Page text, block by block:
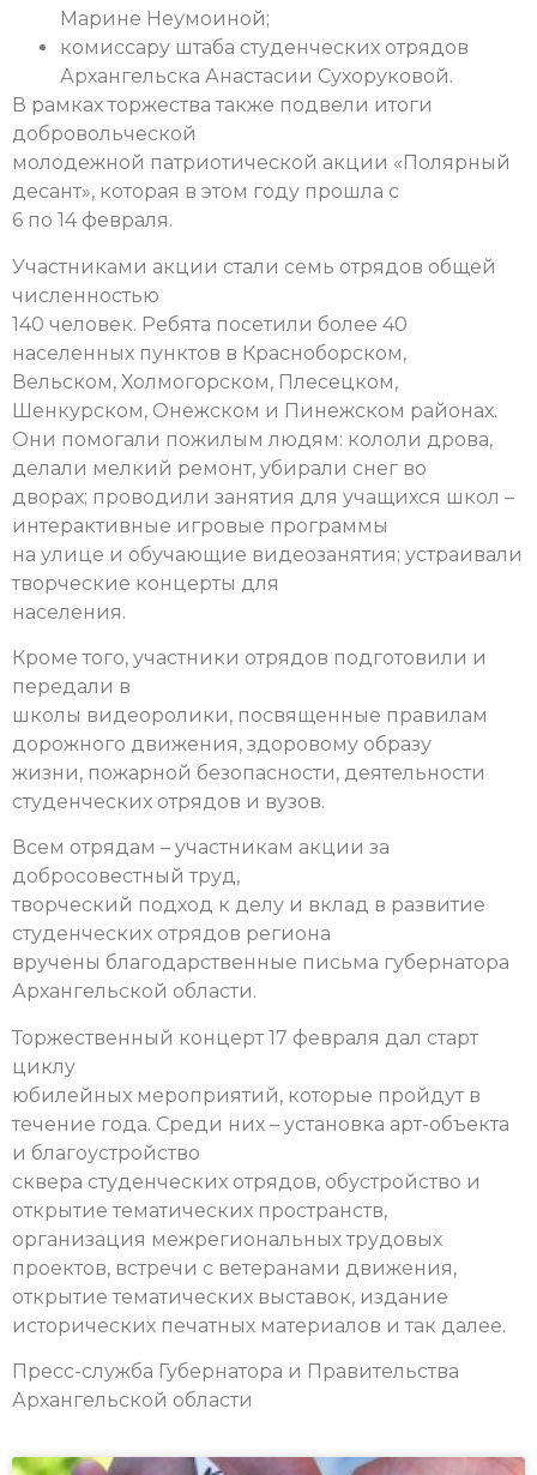
Марине Неумоиной;
комиссару штаба студенческих отрядов
Архангельска Анастасии Сухоруковой.
В рамках торжества также подвели итоги
добровольческой
молодежной патриотической акции «Полярный
десант», которая в этом году прошла с
6 по 14 февраля.
Участниками акции стали семь отрядов общей
численностью
140 человек. Ребята посетили более 40
населенных пунктов в Красноборском,
Вельском, Холмогорском, Плесецком,
Шенкурском, Онежском и Пинежском районах.
Они помогали пожилым людям: кололи дрова,
делали мелкий ремонт, убирали снег во
дворах; проводили занятия для учащихся школ –
интерактивные игровые программы
на улице и обучающие видеозанятия; устраивали
творческие концерты для
населения.
Кроме того, участники отрядов подготовили и
передали в
школы видеоролики, посвященные правилам
дорожного движения, здоровому образу
жизни, пожарной безопасности, деятельности
студенческих отрядов и вузов.
Всем отрядам – участникам акции за
добросовестный труд,
творческий подход к делу и вклад в развитие
студенческих отрядов региона
вручены благодарственные письма губернатора
Архангельской области.
Торжественный концерт 17 февраля дал старт
циклу
юбилейных мероприятий, которые пройдут в
течение года. Среди них – установка арт-объекта
и благоустройство
сквера студенческих отрядов, обустройство и
открытие тематических пространств,
организация межрегиональных трудовых
проектов, встречи с ветеранами движения,
открытие тематических выставок, издание
исторических печатных материалов и так далее.
Пресс-служба Губернатора и Правительства
Архангельской области